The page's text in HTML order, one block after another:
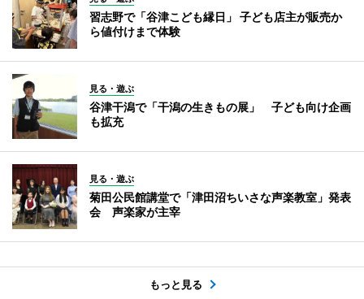
習志野で「谷津こども縁日」 子ども店主が販売か
ら値付けまで体験
見る・遊ぶ
谷津干潟で「干潟の生きもの展」 子ども向け企画
も拡充
見る・遊ぶ
菊田公民館講堂で「津田沼ちいさな声楽教室」発表
会 声楽家が主宰
もっと見る